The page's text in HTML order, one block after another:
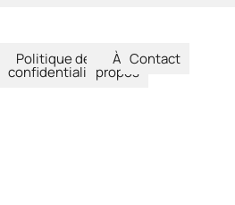
Politique de
confidentialité
À
propos
Contact